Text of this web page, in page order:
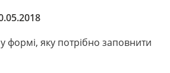
формі, яку потрібно заповнити